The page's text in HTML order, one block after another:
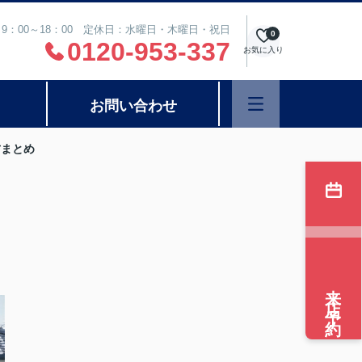
：00～18：00 定休日：水曜日・木曜日・祝日
0120-953-337 お気に入り
0
お問い合わせ
とめ
来店予約